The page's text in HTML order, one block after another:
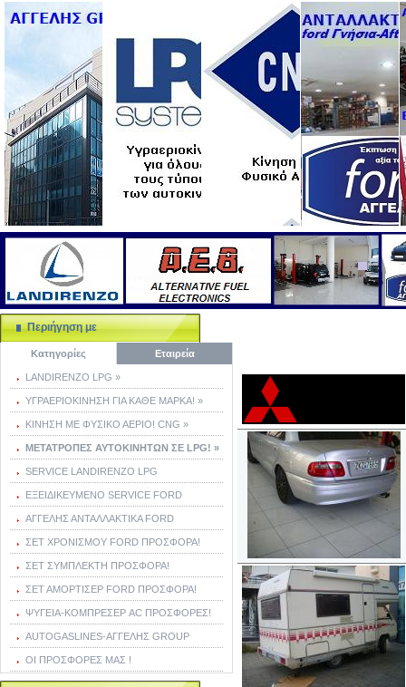
Περιήγηση με
Κατηγορίες Εταιρεία
LANDIRENZO LPG »
ΥΓΡΑΕΡΙΟΚΙΝΗΣΗ ΓΙΑ ΚΑΘΕ ΜΑΡΚΑ! »
ΚΙΝΗΣΗ ΜΕ ΦΥΣΙΚΟ ΑΕΡΙΟ! CNG »
ΜΕΤΑΤΡΟΠΕΣ ΑΥΤΟΚΙΝΗΤΩΝ ΣΕ LPG! »
SERVICE LANDIRENZO LPG
ΕΞΕΙΔΙΚΕΥΜΕΝΟ SERVICE FORD
ΑΓΓΕΛΗΣ ΑΝΤΑΛΛΑΚΤΙΚΑ FORD
ΣΕΤ ΧΡΟΝΙΣΜΟΥ FORD ΠΡΟΣΦΟΡΑ!
ΣΕΤ ΣΥΜΠΛΕΚΤΗ ΠΡΟΣΦΟΡΑ!
ΣΕΤ ΑΜΟΡΤΙΣΕΡ FORD ΠΡΟΣΦΟΡΑ!
ΨΥΓΕΙΑ-ΚΟΜΠΡΕΣΕΡ AC ΠΡΟΣΦΟΡΕΣ!
AUTOGASLINES-ΑΓΓΕΛΗΣ GROUP
ΟΙ ΠΡΟΣΦΟΡΕΣ ΜΑΣ !